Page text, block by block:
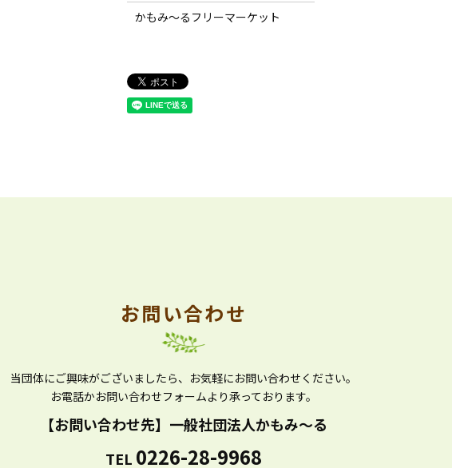
かもみ～るフリーマーケット
お問い合わせ
当団体にご興味がございましたら、 お気軽にお問い合わせください。
お電話かお問い合わせフォームより承っております。
【お問い合わせ先】 一般社団法人かもみ～る
TEL 0226-28-9968